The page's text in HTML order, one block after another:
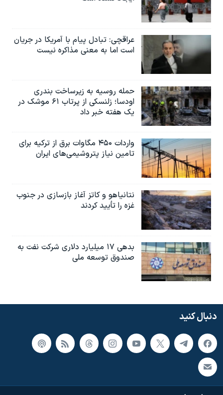
عراقچی: تبادل پیام با آمریکا در جریان
است اما به معنی مذاکره نیست
حمله روسیه به زیرساخت بندری
اودسا؛ زلنسکی از پرتاب ۶۱ موشک در
یک هفته خبر داد
واردات ۴۵۰ مگاوات برق از ترکیه برای
تامین نیاز پتروشیمی‌های ایران
نتانیاهو و کاتز آغاز بازسازی در جنوب
غزه را تأیید کردند
بدهی ۱۷ میلیارد دلاری شرکت نفت به
صندوق توسعه ملی
دنبال کنید